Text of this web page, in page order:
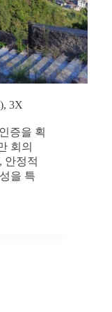
3X
증을 획
회의
안정적
을 특